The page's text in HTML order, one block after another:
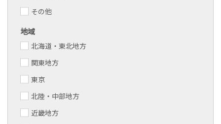
その他
地域
北海道・東北地方
関東地方
東京
北陸・中部地方
近畿地方